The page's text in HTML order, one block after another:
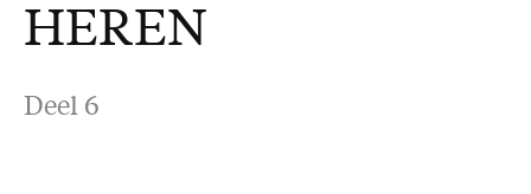
Twitter
Facebook
Over AMEN
HEREN
Deel 6